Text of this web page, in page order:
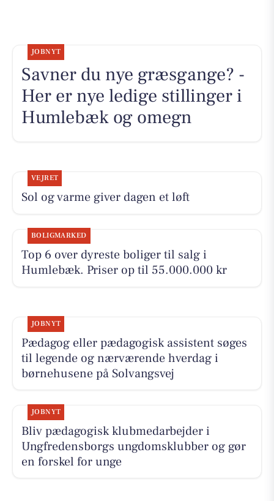
JOBNYT
Savner du nye græsgange? -
Her er nye ledige stillinger i
Humlebæk og omegn
VEJRET
Sol og varme giver dagen et løft
BOLIGMARKED
Top 6 over dyreste boliger til salg i
Humlebæk. Priser op til 55.000.000 kr
JOBNYT
Pædagog eller pædagogisk assistent søges
til legende og nærværende hverdag i
børnehusene på Solvangsvej
JOBNYT
Bliv pædagogisk klubmedarbejder i
Ungfredensborgs ungdomsklubber og gør
en forskel for unge